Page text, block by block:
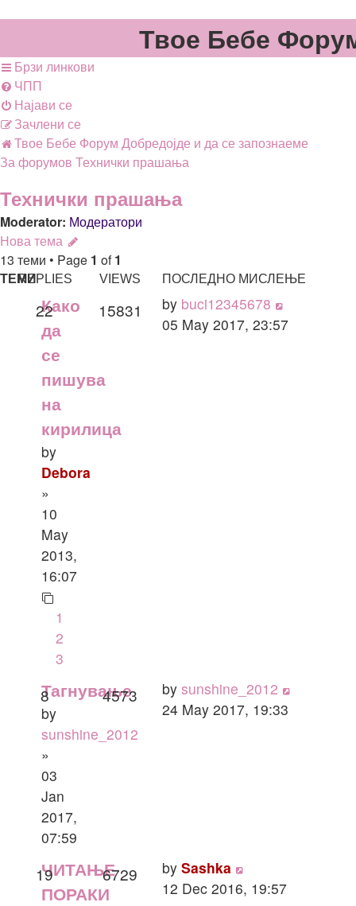
Твое Бебе
Брзи линкови
ЧПП
Најави се
Зачлени се
Твое Бебе Форум Добредојде и да се запознаеме
За форумов Технички прашања
Технички прашања
Moderator: Модератори
Нова тема
13 теми • Page 1 of1
ТЕМИREPLIES VIEWS ПОСЛЕДНО МИСЛЕЊЕ
Како
да
се
пишува
на
кирилица
by
Debora
»
10
May
2013,
16:07
1
2
3
22 15831 by buci12345678
05 May 2017, 23:57
Тагнување
by
sunshine_2012
»
03
Jan
2017,
07:59
8 4573 by sunshine_2012
24 May 2017, 19:33
ЧИТАЊЕ
ПОРАКИ
19 6729 by Sashka
12 Dec 2016, 19:57